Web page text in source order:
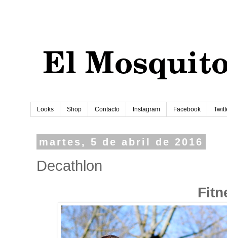
Looks Shop Contacto Instagram Facebook
martes, 5 de abril de 2016
Decathlon